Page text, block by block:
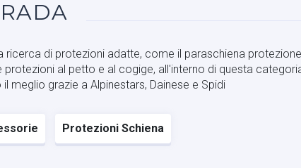
di protezioni adatte, come il paraschiena
al petto e al cogige, all'interno di questa
grazie a Alpinestars, Dainese e Spidi
Protezioni Schiena